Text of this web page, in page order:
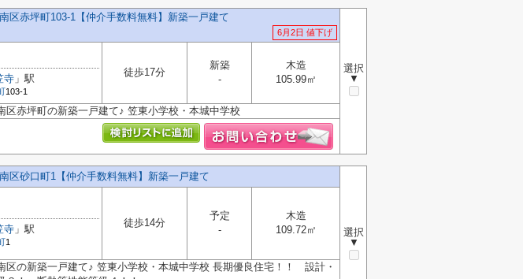
区赤坪町103-1【仲介手数料無料】新築一戸建て
6月2日 値下げ
選択
▼
寺 」駅
103-1
徒歩17分
新築
-
木造
105.99㎡
坪町の新築一戸建て♪ 笠東小学校・本城中学校
区砂口町1【仲介手数料無料】新築一戸建て
選択
▼
寺 」駅
1
徒歩14分
予定
-
木造
109.72㎡
新築一戸建て♪ 笠東小学校・本城中学校 長期優良住宅！！ 設計・